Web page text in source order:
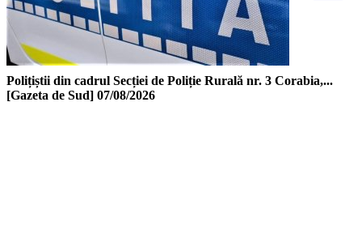
Polițiștii din cadrul Secției de Poliție Rurală nr. 3 Corabia,...
[Gazeta de Sud] 07/08/2026